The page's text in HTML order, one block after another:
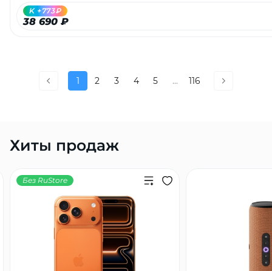
38 690 ₽
K +773₽
1 2 3 4 5 ... 116
Хиты продаж
Без RuStore